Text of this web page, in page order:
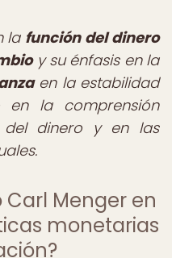
la función del dinero
y su énfasis en la
en la estabilidad
en la comprensión
dinero y en las
Carl Menger en
monetarias